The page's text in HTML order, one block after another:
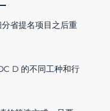
省提名项目之后重
D 的不同工种和行